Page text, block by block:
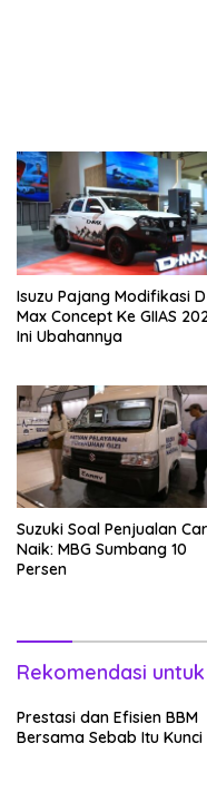
Isuzu Pajang Modifikasi
Max Concept Ke GIIAS
Ini Ubahannya
Suzuki Soal Penjualan
Naik: MBG Sumbang 10
Persen
Rekomendasi
Prestasi dan Efisien BBM
Bersama Sebab Itu Kunci